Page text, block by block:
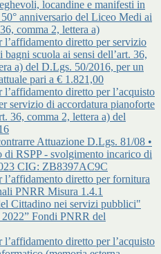
locandine e manifesti in
anniversario del Liceo Medi ai
comma 2, lettera a)
l’affidamento diretto per servizio
scuola ai sensi dell’art. 36,
a) del D.Lgs. 50/2016, per un
pari a € 1.821,00
l’affidamento diretto per l’acquisto
servizio di accordatura pianoforte
36, comma 2, lettera a) del
Attuazione D.Lgs. 81/08 •
di RSPP - svolgimento incarico di
CIG: ZB8397AC9C
l’affidamento diretto per fornitura
PNRR Misura 1.4.1
Cittadino nei servizi pubblici"
Fondi PNRR del
l’affidamento diretto per l’acquisto